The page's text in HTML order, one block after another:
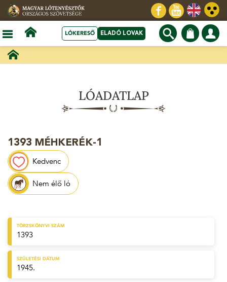
LÓKERESŐ ELADÓ LOVAK
LÓADATLAP
1393 MÉHKERÉK-1
Kedvenc
Nem élő ló
TÖRZSKÖNYVI SZÁM
1393
SZÜLETÉSI DÁTUM
1945.